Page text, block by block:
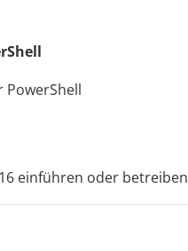
PowerShell
einführen oder betreiben